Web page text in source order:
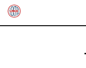
Skip